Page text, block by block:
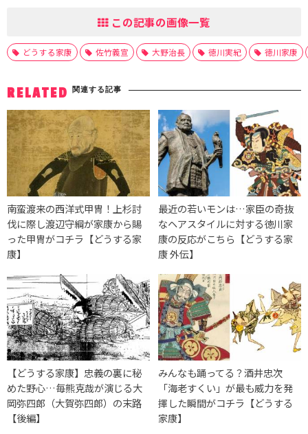
この記事の画像一覧
どうする家康 佐竹義宣 大野治長 徳川実紀 徳川家康
RELATED 関連する記事
南蛮渡来の西洋式甲冑！上杉討
伐に際し渡辺守綱が家康から賜
った甲冑がコチラ【どうする家
康】
最近の若いモンは…家臣の奇抜
なヘアスタイルに対する徳川家
康の反応がこちら【どうする家
康 外伝】
【どうする家康】忠義の裏に秘
めた野心…毎熊克哉が演じる大
岡弥四郎（大賀弥四郎）の末路
【後編】
みんなも踊ってる？酒井忠次
「海老すくい」が最も威力を発
揮した瞬間がコチラ【どうする
家康】